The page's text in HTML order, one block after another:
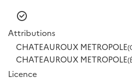
Attributions
CHATEAUROUX METROPOLE
CHATEAUROUX METROPOLE
Licence